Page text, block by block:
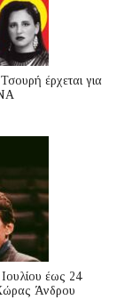
έρχεται για
έως 24
Άνδρου